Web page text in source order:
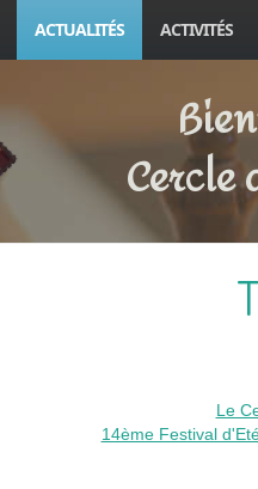
ACTUALITÉS ACTIVITÉS
Cercle
Le
14ème Festival